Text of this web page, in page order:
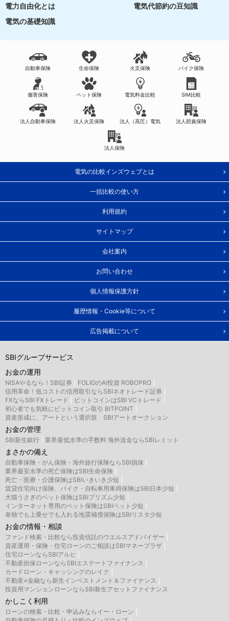
電力自由化とは
電気代節約の豆知識
電気の基礎知識
自動車保険 生命保険 火災保険 バイク保険
傷害保険 ペット保険 電気料金比較 SIM比較
法人自動車保険 法人火災保険 法人（高圧）電気 法人賠責保険
法人保険
電気の比較インズウェブとは
一括比較の使い方
利用規約
サイトマップ
会社案内
お問い合わせ
個人情報保護方針
履歴情報・Cookie等について
広告掲載について
SBIグループサービス
お金の運用
NISAやるなら！SBI証券
FOLIOのAI投資 ROBOPRO
信用革命！低コストの信用取引ならSBIネオトレード証券
FXならSBI FXトレード
ビットコインはSBI VCトレード
初心者でも気軽にビットコイン取引 BITPOINT
資産形成に、アートという選択肢 SBIアートオークション
お金の管理
SBI新生銀行 業界最低水準の手数料 海外送金ならSBIレミット
まさかの備え
自動車保険・がん保険・海外旅行保険ならSBI損保
業界最安水準の死亡保険はSBI生命保険
死亡・医療・介護保険はSBIいきいき少短
賃貸住宅向け保険、バイク・自転車用車両保険はSBI日本少短
犬猫うさぎのペット保険はSBIプリズム少短
インターネット専用のペット保険はSBIペット少短
単独でも上乗せでも入れる地震補償保険はSBIリスタ少短
お金の情報・相談
ファンド検索・比較なら投資信託のウエルスアドバイザー
資産運用・保険・住宅ローンのご相談はSBIマネープラザ
住宅ローンならSBIアルヒ
不動産担保ローンならSBIエステートファイナンス
カードローン・キャッシングのレイク
不動産×金融なら新生インベストメント＆ファイナンス
投資用マンションローンならSBI新生アセットファイナンス
かしこく利用
ローンの検索・比較・申込みならイー・ローン